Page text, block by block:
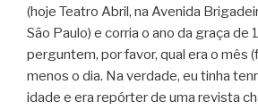
(hoje Teatro Abril, na Avenida
São Paulo) e corria o ano da graça de
perguntem, por favor, qual era o mês
menos o dia. Na verdade, eu tinha
idade e era repórter de uma revista